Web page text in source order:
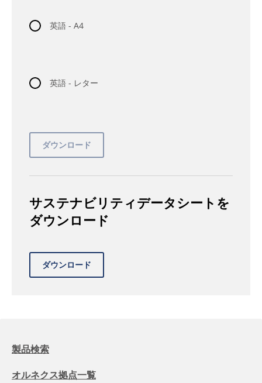
英語 - A4
英語 - レター
サステナビリティデータシートを
ダウンロード
製品検索
オルネクス拠点一覧